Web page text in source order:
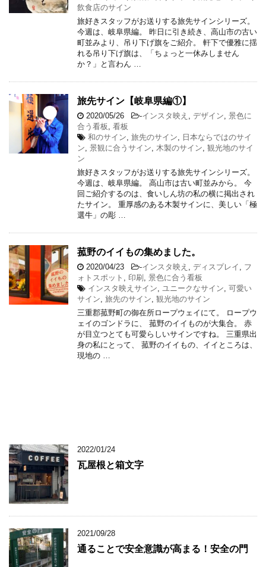
飲食店のサイン
旅好きスタッフがお送りする旅先サインシリーズ。
今週は、岐阜県編。 昨日に引き続き、高山市の古い
町並みより、吊り下げ旗をご紹介。 軒下で優雅に揺
れる吊り下げ旗は、「ちょっと一休みしません
か？」と言わん …
旅先サイン【岐阜県編①】
2020/05/26 -インスタ映え デザイン 景色に
合う看板 看板
和のサイン 旅先のサイン
日本ならではのサイ
ン 景観に合うサイン 木製のサイン 観光地のサイ
ン
旅好きスタッフがお送りする旅先サインシリーズ。
今週は、岐阜県編。 高山市は古い町並みから。 今
回ご紹介するのは、食いしん坊の私の横に掲出され
たサイン。 重厚感のある木製サインに、美しい「極
選牛」の彫 …
菰野のイイもの集めました。
2020/04/23 -インスタ映え ディスプレイ
フ
ォトスポット
印刷 景色に合う看板
インスタ映えサイン
ユニークなサイン 可愛い
サイン 旅先のサイン 観光地のサイン
三重郡菰野町の御在所ロープウェイにて。 ロープウ
ェイのゴンドラに、 菰野のイイものが大集合。 赤
が目立つとても可愛らしいサインですね。 三重県出
身の私にとって、 菰野のイイもの、イイところは、
現地の …
2022/01/24
瓦屋根と箱文字
2021/09/28
通ることで安全意識が高まる！安全の門